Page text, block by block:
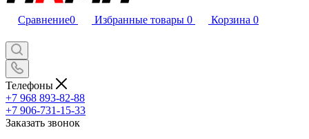
Сравнение0 Избранные товары 0 Корзина 0
Телефоны
+7 968 893-82-88
+7 906-731-15-33
Заказать звонок